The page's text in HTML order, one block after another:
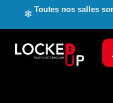
❄ Toutes nos salles